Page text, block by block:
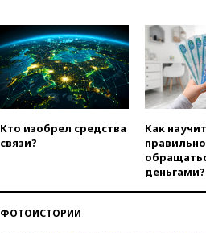
Кто изобрел средства
связи?
Как
правильно
деньгами?
ФОТОИСТОРИИ